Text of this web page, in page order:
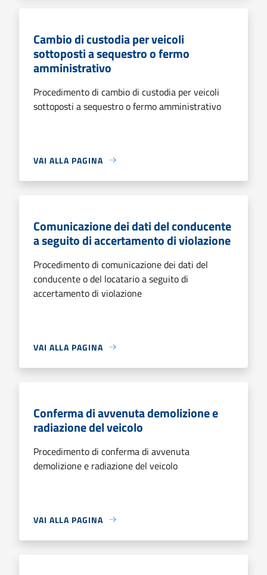
Cambio di custodia per veicoli
sottoposti a sequestro o fermo
amministrativo
Procedimento di cambio di custodia per veicoli
sottoposti a sequestro o fermo amministrativo
VAI ALLA PAGINA
Comunicazione dei dati del conducente
a seguito di accertamento di violazione
Procedimento di comunicazione dei dati del
conducente o del locatario a seguito di
accertamento di violazione
VAI ALLA PAGINA
Conferma di avvenuta demolizione e
radiazione del veicolo
Procedimento di conferma di avvenuta
demolizione e radiazione del veicolo
VAI ALLA PAGINA